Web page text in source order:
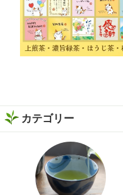
カテゴリー